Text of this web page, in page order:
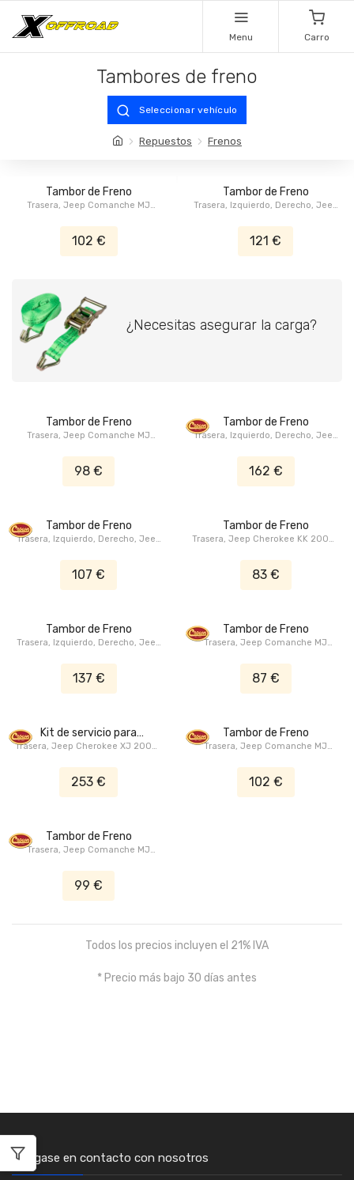
Menu Carro
Tambores de freno
Seleccionar vehículo
Repuestos Frenos
Tambor de Freno
Trasera, Jeep Comanche MJ
1987-1989
102 €
Tambor de Freno
Trasera, Izquierdo, Derecho, Jeep
121 €
¿Necesitas asegurar la carga?
Tambor de Freno
Trasera, Jeep Comanche MJ
1997-2006, Jeep Wrangler YJ
1990-1995
98 €
Tambor de Freno
Trasera, Izquierdo, Derecho, Jeep
Wrangler YJ 1987-1995
162 €
Tambor de Freno
Trasera, Izquierdo, Derecho, Jeep
107 €
Tambor de Freno
Trasera, Jeep Cherokee KK 2008-
83 €
Tambor de Freno
Trasera, Izquierdo, Derecho, Jeep
Wrangler YJ 1987-1995
137 €
Tambor de Freno
Trasera, Jeep Comanche MJ
1997-2006, Jeep Wrangler YJ
1990-1995
87 €
Kit de servicio para
tambores de freno
Trasera, Jeep Cherokee XJ 2000-
253 €
Tambor de Freno
Trasera, Jeep Comanche MJ
1987-1989
102 €
Tambor de Freno
Trasera, Jeep Comanche MJ
XJ 1991-2001
99 €
Todos los precios incluyen el 21% IVA
* Precio más bajo 30 días antes
Póngase en contacto con nosotros